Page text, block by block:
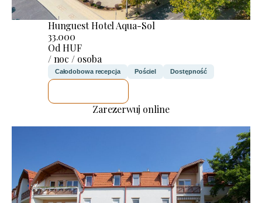
Hunguest Hotel Aqua-Sol
33.000
Od HUF
/ noc / osoba
Całodobowa recepcja Pościel Dostępność
Zarezerwuj online